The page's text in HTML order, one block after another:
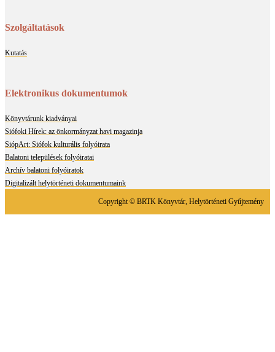
Szolgáltatások
Kutatás
Elektronikus dokumentumok
Könyvtárunk kiadványai
Siófoki Hírek: az önkormányzat havi magazinja
SiópArt: Siófok kulturális folyóirata
Balatoni települések folyóiratai
Archív balatoni folyóiratok
Digitalizált helytörténeti dokumentumaink
Copyright © BRTK Könyvtár, Helytörténeti Gyűjtemény